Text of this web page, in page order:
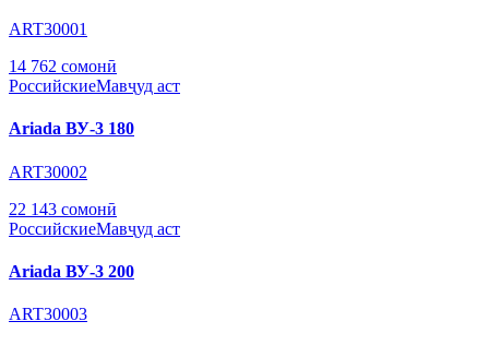
ART30001
14 762 сомонӣ
РоссийскиеМавҷуд аст
Ariada ВУ-3 180
ART30002
22 143 сомонӣ
РоссийскиеМавҷуд аст
Ariada ВУ-3 200
ART30003